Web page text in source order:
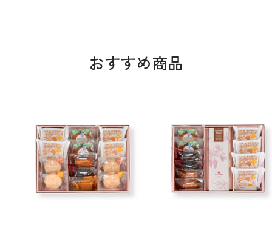
おすすめ商品